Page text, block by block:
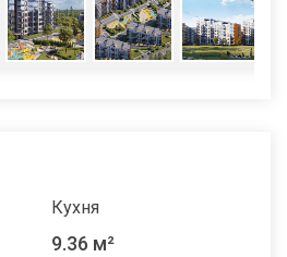
Кухня
9.36 м²